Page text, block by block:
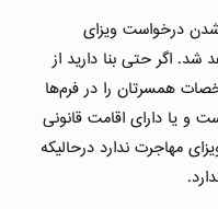
درخواست ویزای
اگر حتی بنا دارید از
همسرتان را در فرم‌ها
و یا دارای اقامت قانونی
مهاجرت ندارد درحالیکه